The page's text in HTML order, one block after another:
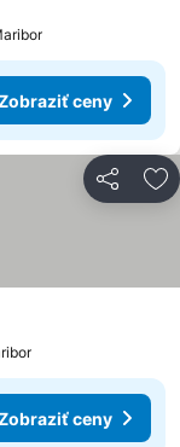
ceny
Zdieľať
ceny